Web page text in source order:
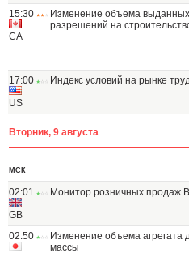
15:30
CA
Изменение объема выданных
разрешений на
17:00
US
Индекс условий на рынке
Вторник, 9 августа
МСК
02:01
GB
Монитор розничных продаж
02:50
Изменение объема агрегата
массы